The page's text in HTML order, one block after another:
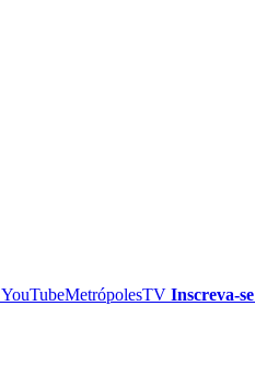
YouTubeMetrópolesTV Inscreva-se